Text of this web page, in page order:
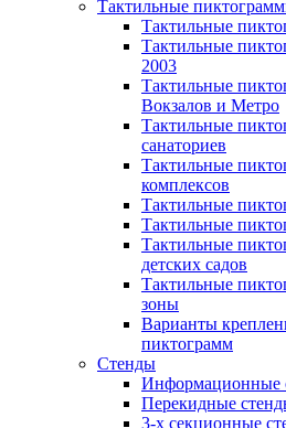
Тактильные
Тактильные
Тактильные
2003
Тактильные
Вокзалов и Метро
Тактильные
санаториев
Тактильные
комплексов
Тактильные
Тактильные
Тактильные
детских садов
Тактильные
зоны
Варианты
пиктограмм
Стенды
Информационные
Перекидные
3-х секционные